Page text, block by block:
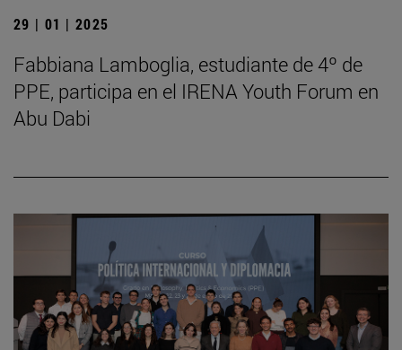
29 | 01 | 2025
Fabbiana Lamboglia, estudiante de 4º de
PPE, participa en el IRENA Youth Forum en
Abu Dabi